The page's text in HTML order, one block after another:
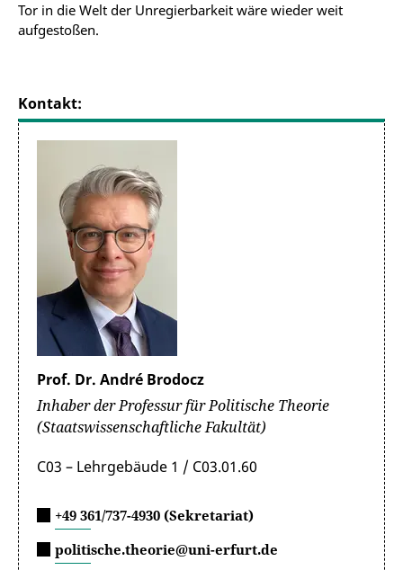
Tor in die Welt der Unregierbarkeit wäre wieder weit
aufgestoßen.
Kontakt:
Prof. Dr. André Brodocz
Inhaber der Professur für Politische Theorie
(Staatswissenschaftliche Fakultät)
C03 – Lehrgebäude 1 / C03.01.60
+49 361/737-4930 (Sekretariat)
politische.theorie@uni-erfurt.de